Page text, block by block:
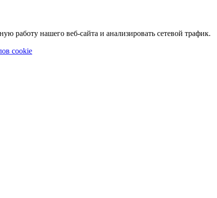
работу нашего веб-сайта и анализировать сетевой трафик.
cookie